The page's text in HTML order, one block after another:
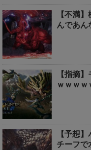
【不満
んであ
【指摘
ｗｗｗｗ
【予想
チーフで